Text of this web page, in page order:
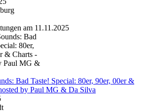
am 11.11.2025
Bad Taste! Special: 80er, 90er, 00er &
by Paul MG & Da Silva